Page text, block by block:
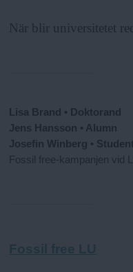
När blir universitetet
Lisa Brand • Doktorand
Jens Hansson • Alumn
Josefin Winberg • Student
Fossil free-kampanjen vid
Fossil free LU